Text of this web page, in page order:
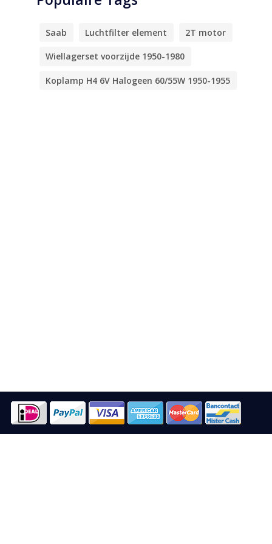
Saab Luchtfilter element 2T motor
Wiellagerset voorzijde 1950-1980
Koplamp H4 6V Halogeen 60/55W 1950-1955